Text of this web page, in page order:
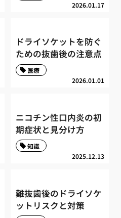
2026.01.17
ドライソケットを防ぐ
ための抜歯後の注意点
2026.01.01
医療
ニコチン性口内炎の初
期症状と見分け方
2025.12.13
知識
難抜歯後のドライソケ
ットリスクと対策